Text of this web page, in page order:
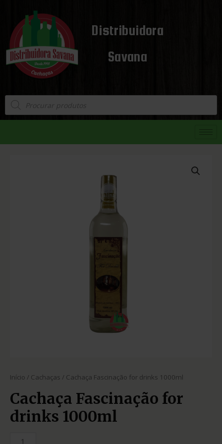
Distribuidora
Savana
Início / Cachaças / Cachaça Fascinação for drinks 1000ml
Cachaça Fascinação for
drinks 1000ml